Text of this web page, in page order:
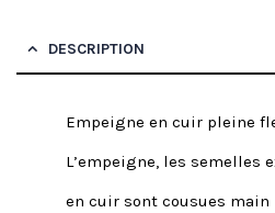
DESCRIPTION
Empeigne en cuir pleine
L’empeigne, les
en cuir sont cousues main